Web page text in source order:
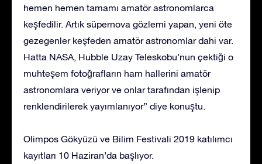
hemen hemen tamamı amatör astronomlarca
keşfedilir. Artık süpernova gözlemi yapan, yeni öte
gezegenler keşfeden amatör astronomlar dahi var.
Hatta NASA, Hubble Uzay Teleskobu’nun çektiği o
muhteşem fotoğrafların ham hallerini amatör
astronomlara veriyor ve onlar tarafından işlenip
renklendirilerek yayımlanıyor” diye konuştu.
Olimpos Gökyüzü ve Bilim Festivali 2019 katılımcı
kayıtları 10 Haziran’da başlıyor.